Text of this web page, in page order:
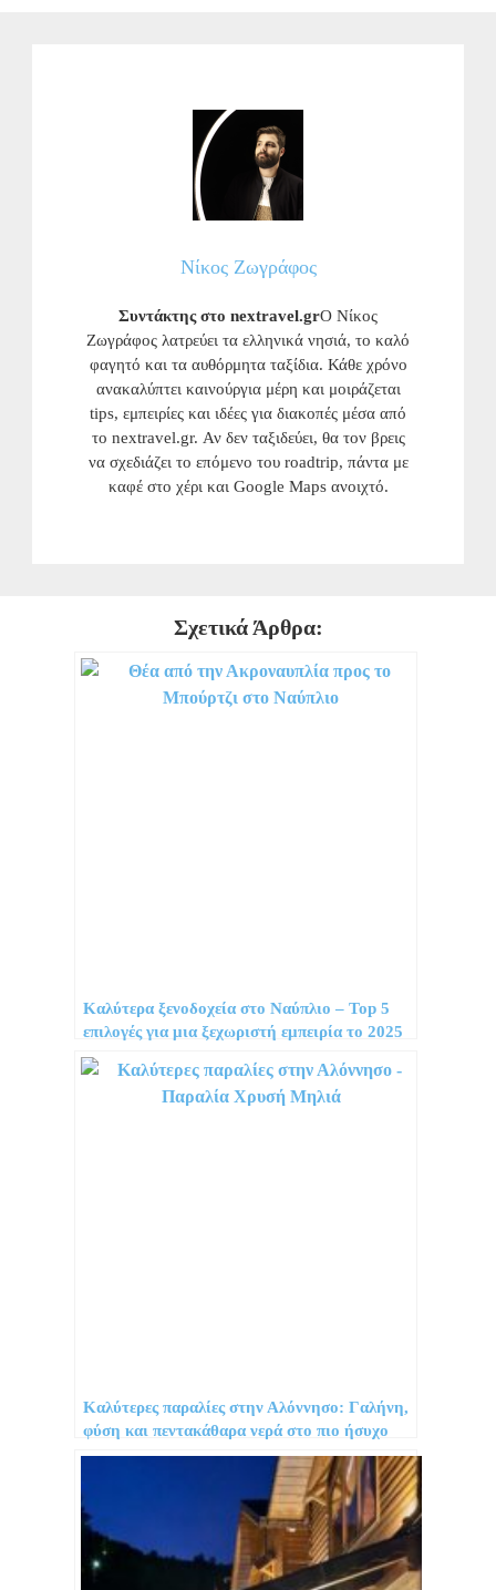
Νίκος Ζωγράφος
Συντάκτης στο nextravel.grΟ Νίκος
Ζωγράφος λατρεύει τα ελληνικά νησιά, το καλό
φαγητό και τα αυθόρμητα ταξίδια. Κάθε χρόνο
ανακαλύπτει καινούργια μέρη και μοιράζεται
tips, εμπειρίες και ιδέες για διακοπές μέσα από
το nextravel.gr. Αν δεν ταξιδεύει, θα τον βρεις
να σχεδιάζει το επόμενο του roadtrip, πάντα με
καφέ στο χέρι και Google Maps ανοιχτό.
Σχετικά Άρθρα:
Καλύτερα ξενοδοχεία στο Ναύπλιο – Top 5
επιλογές για μια ξεχωριστή εμπειρία το 2025
Καλύτερες παραλίες στην Αλόννησο: Γαλήνη,
φύση και πεντακάθαρα νερά στο πιο ήσυχο
νησί των Σποράδων